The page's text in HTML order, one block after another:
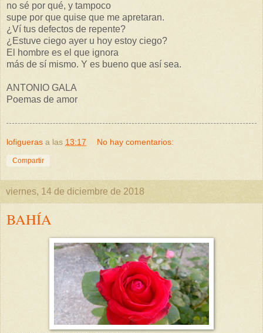
no sé por qué, y tampoco
supe por que quise que me apretaran.
¿Ví tus defectos de repente?
¿Estuve ciego ayer u hoy estoy ciego?
El hombre es el que ignora
más de sí mismo. Y es bueno que así sea.
ANTONIO GALA
Poemas de amor
lofigueras a las 13:17 No hay comentarios:
Compartir
viernes, 14 de diciembre de 2018
BAHÍA